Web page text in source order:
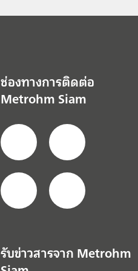
ช่องทางการติดต่อ
Metrohm Siam
รับข่าวสารจาก Metrohm